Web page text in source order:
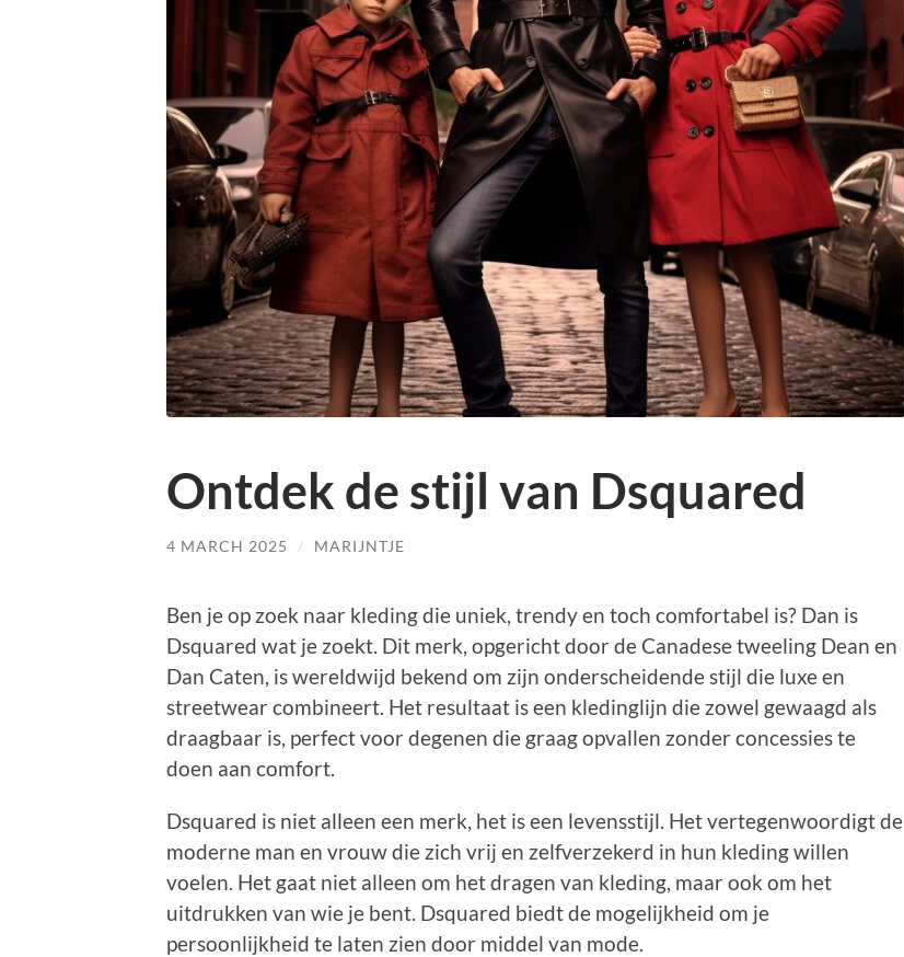
Ontdek de stijl van Dsquared
4 MARCH 2025 / MARIJNTJE
Ben je op zoek naar kleding die uniek, trendy en toch comfortabel is? Dan is
Dsquared wat je zoekt. Dit merk, opgericht door de Canadese tweeling Dean en
Dan Caten, is wereldwijd bekend om zijn onderscheidende stijl die luxe en
streetwear combineert. Het resultaat is een kledinglijn die zowel gewaagd als
draagbaar is, perfect voor degenen die graag opvallen zonder concessies te
doen aan comfort.
Dsquared is niet alleen een merk, het is een levensstijl. Het vertegenwoordigt de
moderne man en vrouw die zich vrij en zelfverzekerd in hun kleding willen
voelen. Het gaat niet alleen om het dragen van kleding, maar ook om het
uitdrukken van wie je bent. Dsquared biedt de mogelijkheid om je
persoonlijkheid te laten zien door middel van mode.